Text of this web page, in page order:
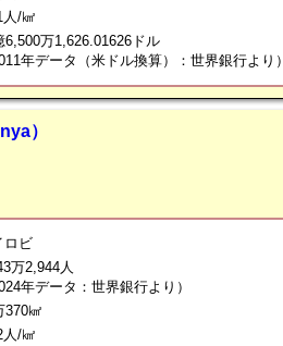
人/㎢
6,500万1,626.01626ドル
年データ（米ドル換算）：世界銀行より）
）
ロビ
万2,944人
年データ：世界銀行より）
370㎢
人/㎢